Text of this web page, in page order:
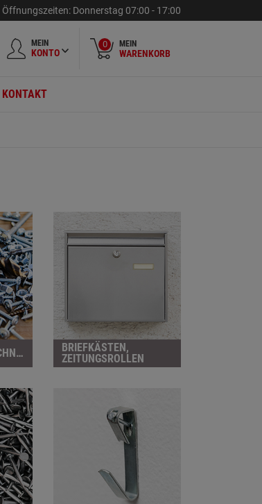
Öffnungszeiten: Donnerstag 07:00 - 17:00
MEIN
KONTO
0 MEIN
WARENKORB
KONTAKT
BEFESTIGUNGSTECHNIK
BRIEFKÄSTEN,
ZEITUNGSROLLEN